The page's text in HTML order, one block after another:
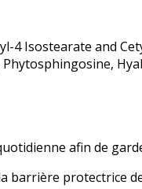
Isostearate and
afin de
barrière protectrice